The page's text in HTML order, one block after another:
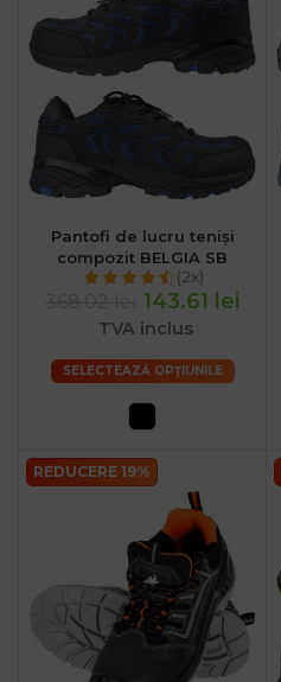
Pantofi de lucru teniși
compozit BELGIA SB
(2x)
143.61 lei
TVA inclus
SELECTEAZĂ OPȚIUNILE
REDUCERE 19%